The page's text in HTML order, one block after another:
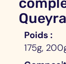
Poids
175g,